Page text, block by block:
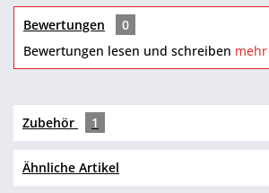
Bewertungen
0
Bewertungen lesen und schreiben mehr
Zubehör 1
Ähnliche Artikel